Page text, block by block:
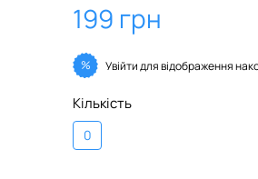
199 грн
% Увійтидля відображення
Кількість
0